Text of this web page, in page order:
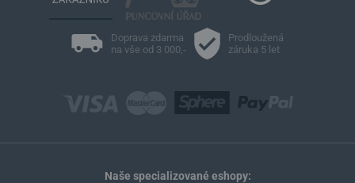
Doprava zdarma
na vše od 3 000,-
Prodloužená
záruka 5 let
Naše specializované eshopy: